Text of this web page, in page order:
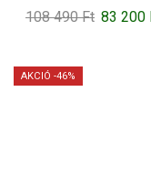
108 490Ft Original
83 200
AKCIÓ -46%